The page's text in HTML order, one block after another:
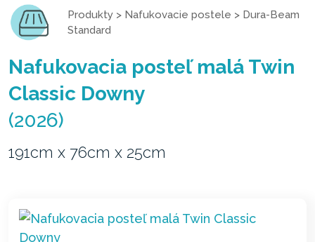
Produkty > Nafukovacie postele > Dura-Beam
Standard
Nafukovacia posteľ malá Twin
Classic Downy
(2026)
191cm x 76cm x 25cm